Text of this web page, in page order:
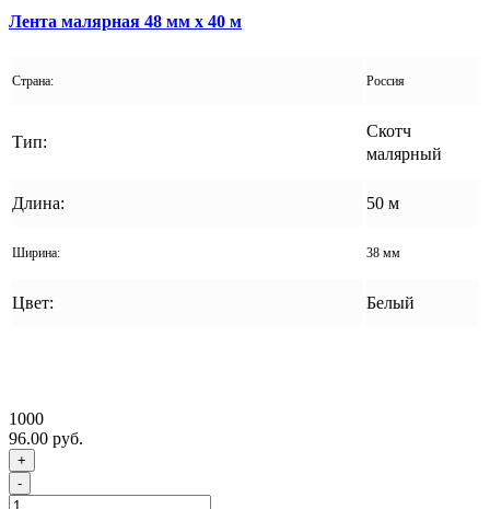
Лента малярная 48 мм x 40 м
Страна: Россия
Тип:
Скотч
малярный
Длина: 50 м
Ширина: 38 мм
Цвет: Белый
1000
96.00 руб.
+
-